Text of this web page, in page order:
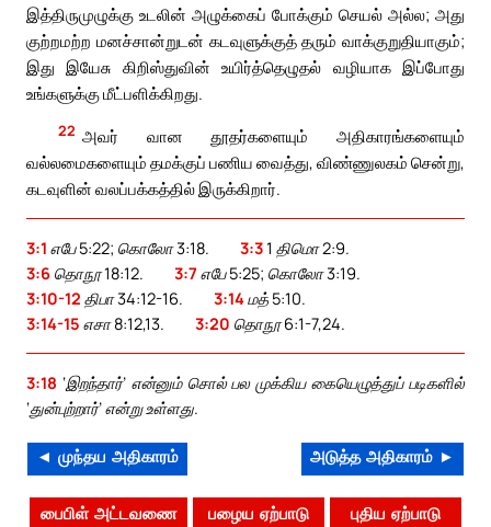
இத்திருமுழுக்கு உடலின் அழுக்கைப் போக்கும் செயல் அல்ல; அது
குற்றமற்ற மனச்சான்றுடன் கடவுளுக்குத் தரும் வாக்குறுதியாகும்;
இது இயேசு கிறிஸ்துவின் உயிர்த்தெழுதல் வழியாக இப்போது
உங்களுக்கு மீட்பளிக்கிறது.
22 அவர் வான தூதர்களையும் அதிகாரங்களையும்
வல்லமைகளையும் தமக்குப் பணிய வைத்து, விண்ணுலகம் சென்று,
கடவுளின் வலப்பக்கத்தில் இருக்கிறார்.
3:1 எபே 5:22; கொலோ 3:18. 3:31 திமொ 2:9.
3:6 தொநூ 18:12. 3:7 எபே 5:25; கொலோ 3:19.
3:10-12 திபா 34:12-16. 3:14மத் 5:10.
3:14-15 எசா 8:12,13. 3:20 தொநூ 6:1-7,24.
3:18 ‘இறந்தார்’ என்னும் சொல் பல முக்கிய கையெழுத்துப் படிகளில்
‘துன்புற்றார்’ என்று உள்ளது.
◄ முந்தய அதிகாரம் அடுத்த அதிகாரம் ►
பைபிள் அட்டவணை பழைய ஏற்பாடு புதிய ஏற்பாடு